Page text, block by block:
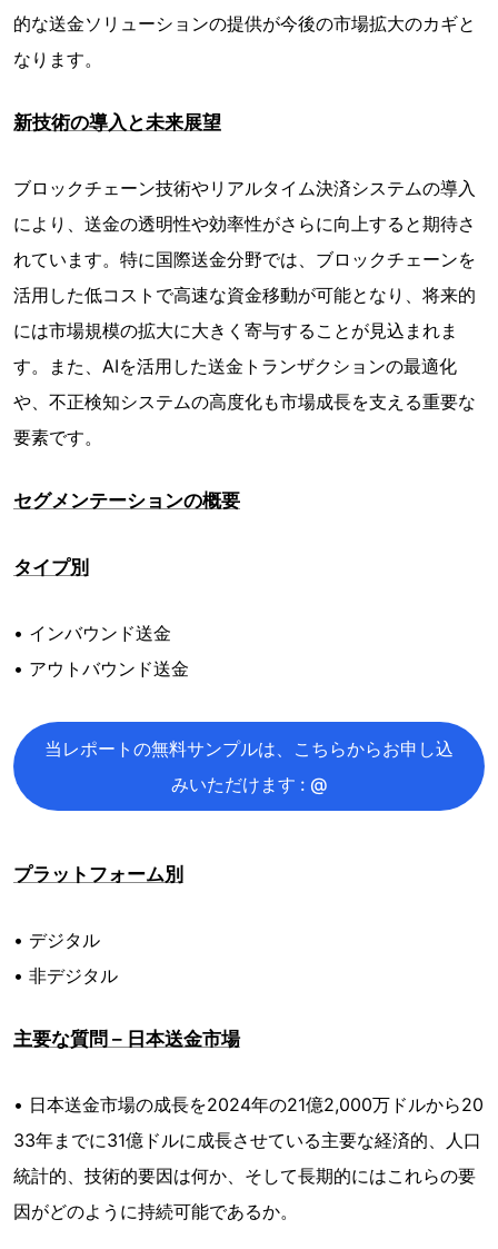
的な送金ソリューションの提供が今後の市場拡大のカギと
なります。
新技術の導入と未来展望
ブロックチェーン技術やリアルタイム決済システムの導入
により、送金の透明性や効率性がさらに向上すると期待さ
れています。特に国際送金分野では、ブロックチェーンを
活用した低コストで高速な資金移動が可能となり、将来的
には市場規模の拡大に大きく寄与することが見込まれま
す。また、AIを活用した送金トランザクションの最適化
や、不正検知システムの高度化も市場成長を支える重要な
要素です。
セグメンテーションの概要
タイプ別
• インバウンド送金
• アウトバウンド送金
当レポートの無料サンプルは、こちらからお申し込
みいただけます : @
プラットフォーム別
• デジタル
• 非デジタル
主要な質問 – 日本送金市場
• 日本送金市場の成長を2024年の21億2,000万ドルから20
33年までに31億ドルに成長させている主要な経済的、人口
統計的、技術的要因は何か、そして長期的にはこれらの要
因がどのように持続可能であるか。